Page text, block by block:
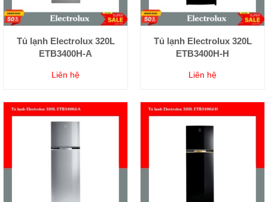
Tủ lạnh Electrolux 320L
ETB3400H-A
Liên hệ
Tủ lạnh Electrolux 320L
ETB3400H-H
Liên hệ